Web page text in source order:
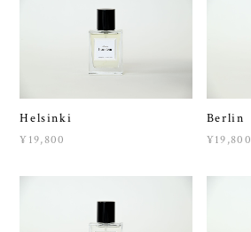
Helsinki
¥19,800
Berlin
¥19,800